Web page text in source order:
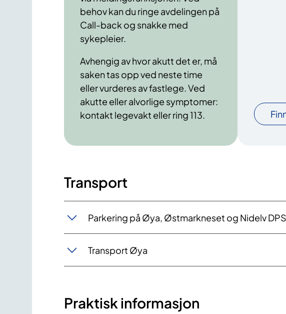
behov kan du ringe avdelingen på
Call-back og snakke med
sykepleier.
Avhengig av hvor akutt det er, må
saken tas opp ved neste time
eller vurderes av fastlege. Ved
akutte eller alvorlige symptomer:
kontakt legevakt eller ring 113.
Transport
Parkering på Øya, Østmarkneset og Nidelv
Transport Øya
Praktisk informasjon